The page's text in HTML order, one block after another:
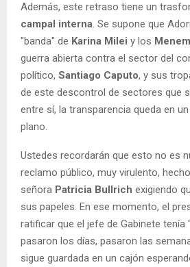
Además, este retraso tiene un
campal interna. Se supone que
"banda" de Karina Milei y los Menem
guerra abierta contra el sector del
político, Santiago Caputo, y sus
de este descontrol de sectores que
entre sí, la transparencia queda en
plano.
Ustedes recordarán que esto no es
reclamo público, muy virulento,
señora Patricia Bullrich exigiendo
sus papeles. En ese momento, el
ratificar que el jefe de Gabinete tenía
pasaron los días, pasaron las
sigue guardada en un cajón